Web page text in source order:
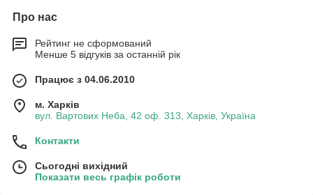
Про нас
Рейтинг не сформований
Менше 5 відгуків за останній рік
Працює з 04.06.2010
м. Харків
вул. Вартових Неба, 42 оф. 313, Харків, Україна
Контакти
Сьогодні вихідний
Показати весь графік роботи